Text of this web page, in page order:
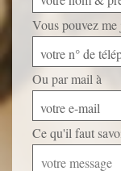
Vous pouvez me
votre n° de
Ou par mail à
votre e-mail
Ce qu'il faut